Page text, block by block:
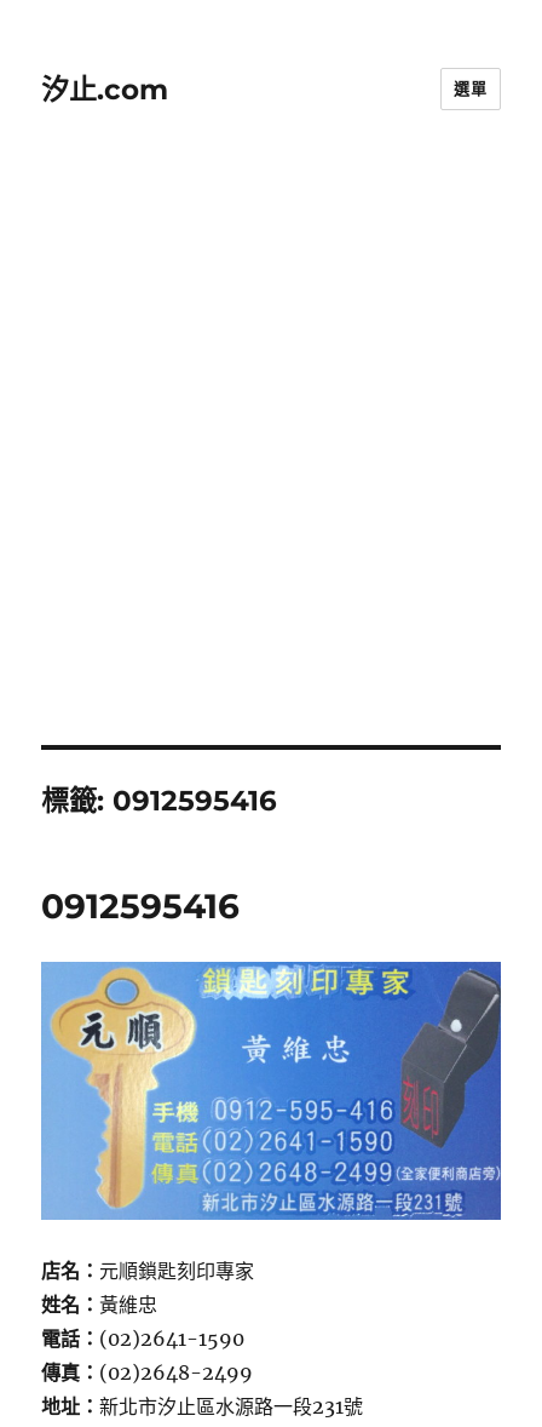
汐止.com 選單
標籤: 0912595416
0912595416
店名： 元順鎖匙刻印專家
姓名： 黃維忠
電話： (02)2641-1590
傳真： (02)2648-2499
地址：新北市汐止區水源路一段231號